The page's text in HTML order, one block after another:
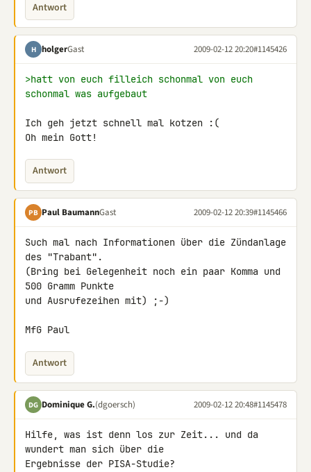
Antwort
H holgerGast 2009-02-12 20:20#1145426
>hatt von euch filleich schonmal von euch
schonmal was aufgebaut
Ich geh jetzt schnell mal kotzen :(
Oh mein Gott!
Antwort
PB Paul BaumannGast 2009-02-12 20:39#1145466
Such mal nach Informationen über die Zündanlage
des "Trabant".
(Bring bei Gelegenheit noch ein paar Komma und
500 Gramm Punkte
und Ausrufezeihen mit) ;-)
MfG Paul
Antwort
DG Dominique G.(dgoersch) 2009-02-12 20:48#1145478
Hilfe, was ist denn los zur Zeit... und da
wundert man sich über die
Ergebnisse der PISA-Studie?